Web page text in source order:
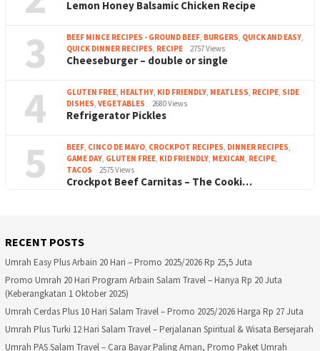
Lemon Honey Balsamic Chicken Recipe
3 BEEF MINCE RECIPES - GROUND BEEF BURGERS QUICK AND EASY
QUICK DINNER RECIPES RECIPE 2757 Views
Cheeseburger – double or single
4 GLUTEN FREE HEALTHY KID FRIENDLY MEATLESS RECIPE SIDE
DISHES VEGETABLES 2680 Views
Refrigerator Pickles
5 BEEF CINCO DE MAYO CROCKPOT RECIPES DINNER RECIPES
GAME DAY GLUTEN FREE KID FRIENDLY MEXICAN RECIPE
TACOS
2575 Views
Crockpot Beef Carnitas – The Cooki…
RECENT POSTS
Umrah Easy Plus Arbain 20 Hari – Promo 2025/2026 Rp 25,5 Juta
Promo Umrah 20 Hari Program Arbain Salam Travel – Hanya Rp 20 Juta
(Keberangkatan 1 Oktober 2025)
Umrah Cerdas Plus 10 Hari Salam Travel – Promo 2025/2026 Harga Rp 27 Juta
Umrah Plus Turki 12 Hari Salam Travel – Perjalanan Spiritual & Wisata Bersejarah
Umrah PAS Salam Travel – Cara Bayar Paling Aman, Promo Paket Umrah